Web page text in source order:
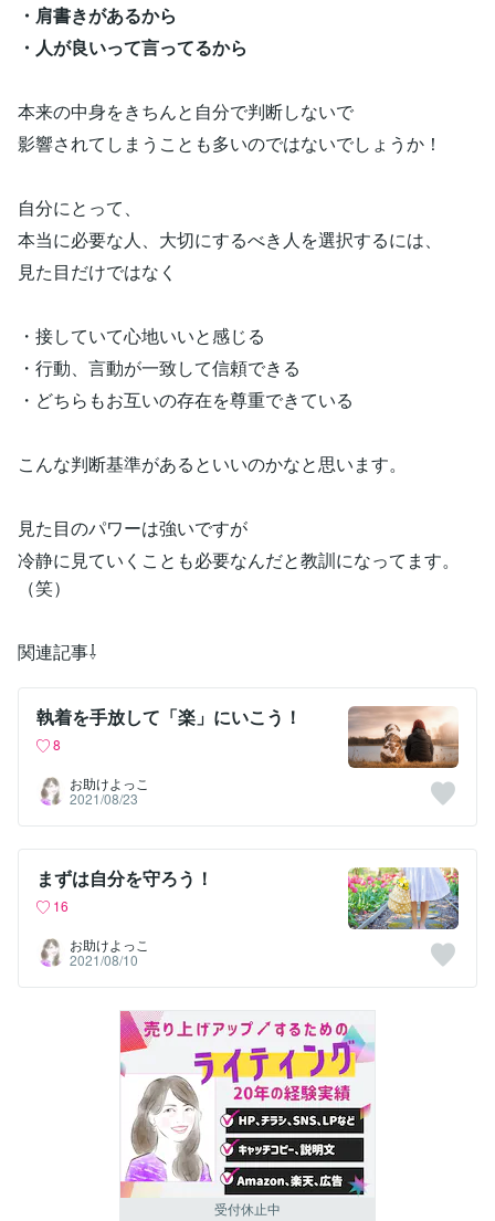
・肩書きがあるから
・人が良いって言ってるから
本来の中身をきちんと自分で判断しないで
影響されてしまうことも多いのではないでしょうか！
自分にとって、
本当に必要な人、大切にするべき人を選択するには、
見た目だけではなく
・接していて心地いいと感じる
・行動、言動が一致して信頼できる
・どちらもお互いの存在を尊重できている
こんな判断基準があるといいのかなと思います。
見た目のパワーは強いですが
冷静に見ていくことも必要なんだと教訓になってます。
（笑）
関連記事⇩
執着を手放して「楽」にいこう！
8
お助けよっこ
2021/08/23
まずは自分を守ろう！
16
お助けよっこ
2021/08/10
受付休止中